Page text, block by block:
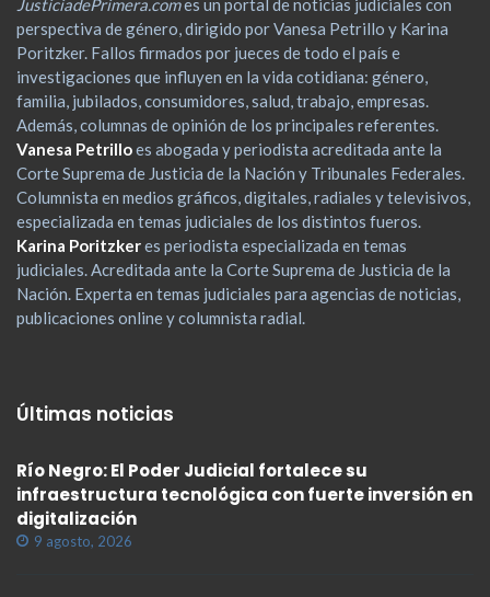
JusticiadePrimera.comes un portal de noticias judiciales con
perspectiva de género, dirigido por Vanesa Petrillo y Karina
Poritzker. Fallos firmados por jueces de todo el país e
investigaciones que influyen en la vida cotidiana: género,
familia, jubilados, consumidores, salud, trabajo, empresas.
Además, columnas de opinión de los principales referentes.
Vanesa Petrilloes abogada y periodista acreditada ante la
Corte Suprema de Justicia de la Nación y Tribunales Federales.
Columnista en medios gráficos, digitales, radiales y televisivos,
especializada en temas judiciales de los distintos fueros.
Karina Poritzkeres periodista especializada en temas
judiciales. Acreditada ante la Corte Suprema de Justicia de la
Nación. Experta en temas judiciales para agencias de noticias,
publicaciones online y columnista radial.
Últimas noticias
Río Negro: El Poder Judicial fortalece su
infraestructura tecnológica con fuerte inversión en
digitalización
9 agosto, 2026